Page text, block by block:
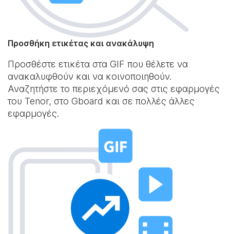
Προσθήκη ετικέτας και ανακάλυψη
Προσθέστε ετικέτα στα GIF που θέλετε να
ανακαλυφθούν και να κοινοποιηθούν.
Αναζητήστε το περιεχόμενό σας στις εφαρμογές
του Tenor, στο Gboard και σε πολλές άλλες
εφαρμογές.